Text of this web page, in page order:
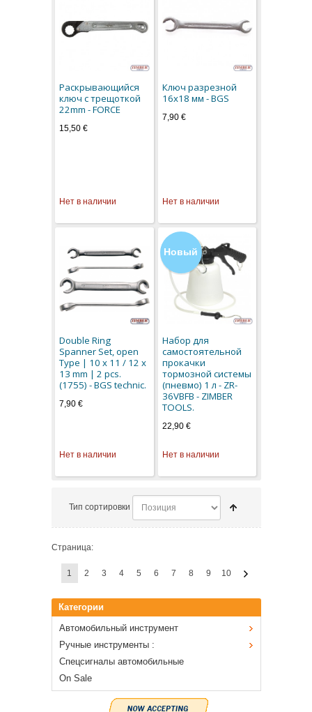
Раскрывающийся
ключ с трещоткой
22mm - FORCE
15,50 €
Нет в наличии
Ключ разрезной
16x18 мм - BGS
7,90 €
Нет в наличии
Double Ring
Spanner Set, open
Type | 10 x 11 / 12 x
13 mm | 2 pcs.
(1755) - BGS technic.
7,90 €
Нет в наличии
Новый
Набор для
самостоятельной
прокачки
тормозной системы
(пневмо) 1 л - ZR-
36VBFB - ZIMBER
TOOLS.
22,90 €
Нет в наличии
Тип сортировки
Страница:
1 2 3 4 5 6 7 8 9 10
Категории
Автомобильный инструмент
Ручные инструменты :
Спецсигналы автомобильные
On Sale